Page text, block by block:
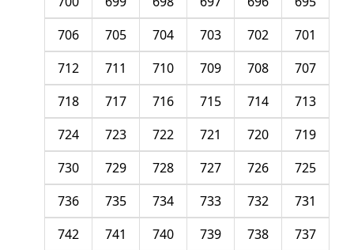
701
702
703
704
705
706
707
708
709
710
711
712
713
714
715
716
717
718
719
720
721
722
723
724
725
726
727
728
729
730
731
732
733
734
735
736
737
738
739
740
741
742